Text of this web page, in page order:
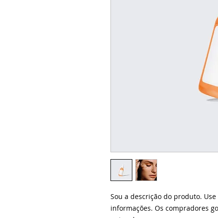
Sou a descrição do produto.
informações. Os compradores